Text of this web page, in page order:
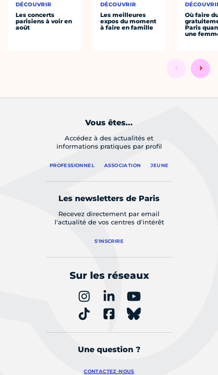
DÉCOUVRIR
Les concerts
parisiens à voir en
août
DÉCOUVRIR
Les meilleures
expos du moment
à faire en famille
Où faire
Paris
une
Vous êtes...
Accédez à des actualités et
informations pratiques par profil
PROFESSIONNEL ASSOCIATION JEUNE
Les newsletters de Paris
Recevez directement par email
l'actualité de vos centres d'intérêt
S'INSCRIRE
Sur les réseaux
Une question ?
CONTACTEZ-NOUS